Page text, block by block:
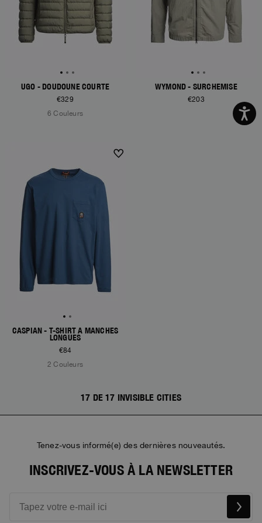
UGO - DOUDOUNE COURTE
€329
6 Couleurs
WYMOND - SURCHEMISE
€203
CASPIAN - T-SHIRT À MANCHES
LONGUES
€84
2 Couleurs
17 DE 17 INVISIBLE CITIES
Tenez-vous informé(e) des dernières nouveautés.
INSCRIVEZ-VOUS À LA NEWSLETTER